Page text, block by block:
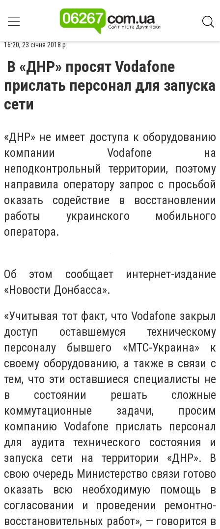
16:20, 23 січня 2018 р.
В «ДНР» просят Vodafone
прислать персонал для запуска
сети
«ДНР» не имеет доступа к оборудованию
компании Vodafone на
неподконтрольный территории, поэтому
направила оператору запрос с просьбой
оказать содействие в восстановлении
работы украинского мобильного
оператора.
Об этом сообщает интернет-издание
«Новости Донбасса».
«Учитывая тот факт, что Vodafone закрыл
доступ оставшемуся техническому
персоналу бывшего «МТС-Украина» к
своему оборудованию, а также в связи с
тем, что эти оставшиеся специалисты не
в состоянии решать сложные
коммутационные задачи, просим
компанию Vodafone прислать персонал
для аудита технического состояния и
запуска сети на территории «ДНР». В
свою очередь Министерство связи готово
оказать всю необходимую помощь в
согласовании и проведении ремонтно-
восстановительных работ», — говорится в